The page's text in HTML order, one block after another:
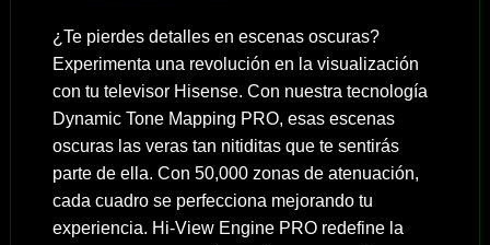
¿Te pierdes detalles en escenas oscuras?
Experimenta una revolución en la visualización
con tu televisor Hisense. Con nuestra tecnología
Dynamic Tone Mapping PRO, esas escenas
oscuras las veras tan nitiditas que te sentirás
parte de ella. Con 50,000 zonas de atenuación,
cada cuadro se perfecciona mejorando tu
experiencia. Hi-View Engine PRO redefine la